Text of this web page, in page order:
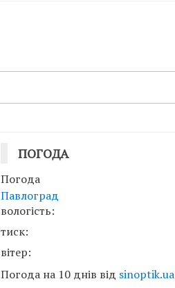
ПОГОДА
Погода
Павлоград
вологість:
тиск:
вітер:
Погода на 10 днів від sinoptik.ua